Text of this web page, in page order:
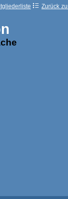
Zurück